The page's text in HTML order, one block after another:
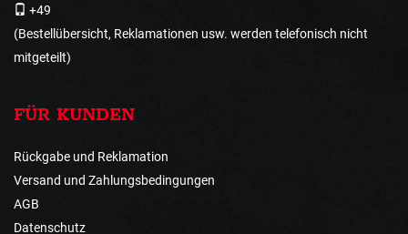
+49
(Bestellübersicht, Reklamationen usw. werden telefonisch nicht
mitgeteilt)
FÜR KUNDEN
Rückgabe und Reklamation
Versand und Zahlungsbedingungen
AGB
Datenschutz